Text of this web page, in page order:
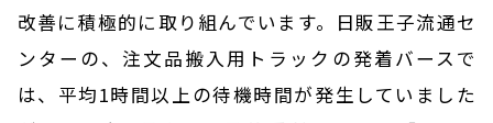
改善に積極的に取り組んでいます。日販王子流通セ
ンターの、注文品搬入用トラックの発着バースで
は、平均1時間以上の待機時間が発生していました